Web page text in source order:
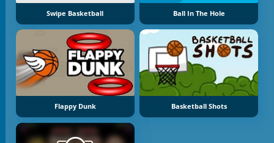
Swipe Basketball Ball In The Hole
Flappy Dunk Basketball Shots